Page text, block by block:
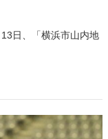
日、「横浜市山内地